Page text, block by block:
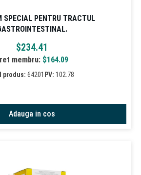
SPECIAL PENTRU TRACTUL
$234.41
membru: $164.09
produs: 64201 PV: 102.78
Adauga in cos